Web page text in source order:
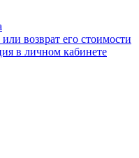
возврат его стоимости
в личном кабинете